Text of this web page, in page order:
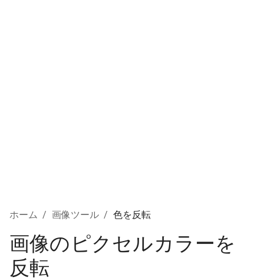
ホーム / 画像ツール / 色を反転
画像のピクセルカラーを
反転